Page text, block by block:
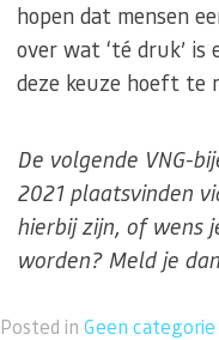
hopen dat mensen
over wat ‘té druk’
deze keuze hoeft te
De volgende VNG-
2021 plaatsvinden
hierbij zijn, of wens
worden? Meld je
Posted in Geen categorie